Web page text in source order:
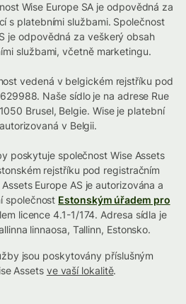
Wise Europe SA je odpovědná za
s platebními službami. Společnost
je odpovědná za veškerý obsah
službami, včetně marketingu.
vedená v belgickém rejstříku pod
Naše sídlo je na adrese Rue
Brusel, Belgie. Wise je platební
v Belgii.
poskytuje společnost Wise Assets
rejstříku pod registračním
Europe AS je autorizována a
společnost Estonským úřadem pro
licence 4.1-1/174. Adresa sídla je
linnaosa, Tallinn, Estonsko.
jsou poskytovány příslušným
Assets ve vaší lokalitě.